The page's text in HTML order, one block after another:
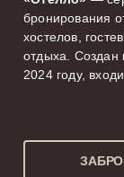
бронирования
хостелов,
отдыха.
2024 году,